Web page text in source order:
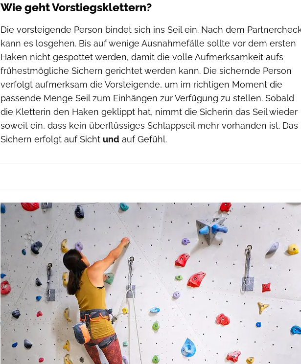
Wie geht Vorstiegsklettern?
Die vorsteigende Person bindet sich ins Seil ein. Nach dem
kann es losgehen. Bis auf wenige Ausnahmefälle sollte vor dem ersten
Haken nicht gespottet werden, damit die volle Aufmerksamkeit aufs
frühestmögliche Sichern gerichtet werden kann. Die sichernde Person
verfolgt aufmerksam die Vorsteigende, um im richtigen Moment die
passende Menge Seil zum Einhängen zur Verfügung zu stellen. Sobald
die Kletterin den Haken geklippt hat, nimmt die Sicherin das Seil wieder
soweit ein, dass kein überflüssiges Schlappseil mehr vorhanden ist. Das
Sichern erfolgt auf Sicht und auf Gefühl.